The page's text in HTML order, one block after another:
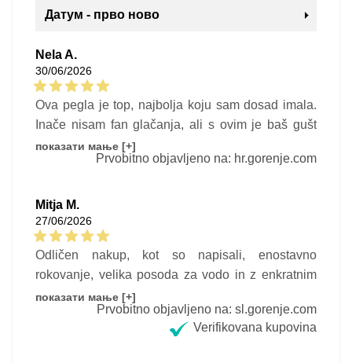
Датум - прво ново
Nela A.
30/06/2026
Ova pegla je top, najbolja koju sam dosad imala.
Inače nisam fan glačanja, ali s ovim je baš gušt
raditi.
показати мање [+]
Prvobitno objavljeno na: hr.gorenje.com
Mitja M.
27/06/2026
Odličen nakup, kot so napisali, enostavno
rokovanje, velika posoda za vodo in z enkratnim
potegom naredi delo.
показати мање [+]
Prvobitno objavljeno na: sl.gorenje.com
Verifikovana kupovina